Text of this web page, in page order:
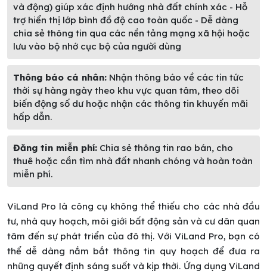
và động) giúp xác định hướng nhà đất chính xác - Hỗ
trợ hiển thị lớp bình đồ độ cao toàn quốc - Dễ dàng
chia sẻ thông tin qua các nền tảng mạng xã hội hoặc
lưu vào bộ nhớ cục bộ của người dùng
Thông báo cá nhân: Nhận thông báo về các tin tức
thời sự hàng ngày theo khu vực quan tâm, theo dõi
biến động số dư hoặc nhận các thông tin khuyến mãi
hấp dẫn.
Đăng tin miễn phí: Chia sẻ thông tin rao bán, cho
thuê hoặc cần tìm nhà đất nhanh chóng và hoàn toàn
miễn phí.
ViLand Pro là công cụ không thể thiếu cho các nhà đầu
tư, nhà quy hoạch, môi giới bất động sản và cư dân quan
tâm đến sự phát triển của đô thị. Với ViLand Pro, bạn có
thể dễ dàng nắm bắt thông tin quy hoạch để đưa ra
những quyết định sáng suốt và kịp thời. Ứng dụng ViLand